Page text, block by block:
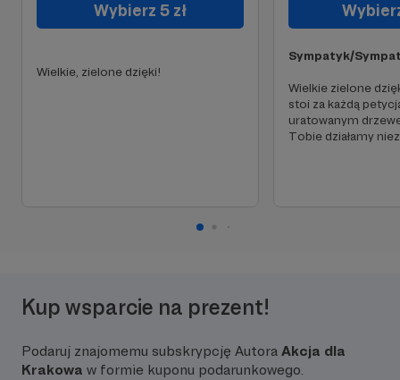
Wybierz 5 zł
Wielkie, zielone dzięki!
Sympatyk/
Wielkie zielone
stoi za każdą
uratowanym
Tobie działamy
Kup wsparcie na prezent!
Podaruj znajomemu subskrypcję Autora Akcja dla
Krakowa w formie kuponu podarunkowego.